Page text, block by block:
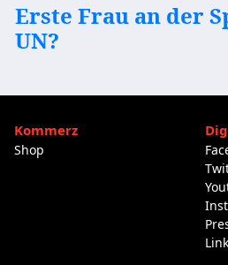
Erste Frau an der
UN?
Kommerz
Shop